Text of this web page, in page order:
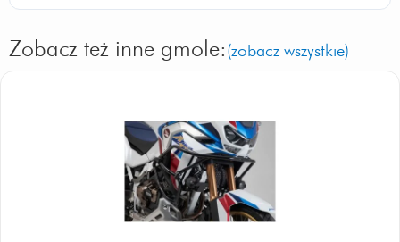
Zobacz też inne gmole: (zobacz wszystkie)